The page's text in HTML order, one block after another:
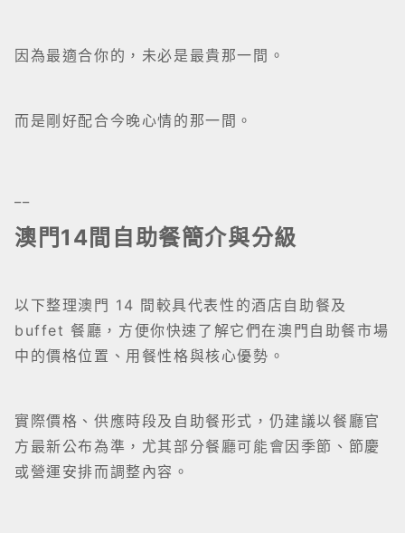
因為最適合你的，未必是最貴那一間。
而是剛好配合今晚心情的那一間。
澳門14間自助餐簡介與分級
以下整理澳門 14 間較具代表性的酒店自助餐及
buffet 餐廳，方便你快速了解它們在澳門自助餐市場
中的價格位置、用餐性格與核心優勢。
實際價格、供應時段及自助餐形式，仍建議以餐廳官
方最新公布為準，尤其部分餐廳可能會因季節、節慶
或營運安排而調整內容。